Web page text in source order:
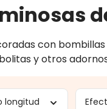
con
y otros
longitud